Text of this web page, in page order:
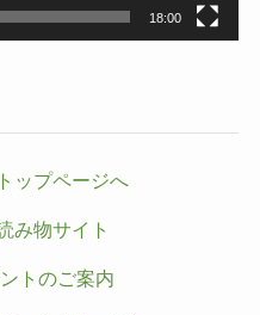
18:00
ップページへ
み物サイト
トのご案内